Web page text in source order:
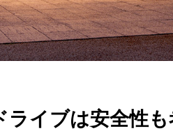
ライブは安全性